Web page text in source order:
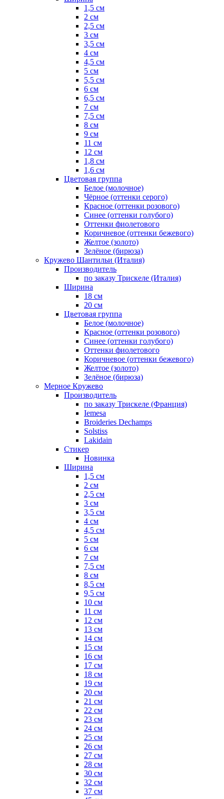
1,5 см
2 см
2,5 см
3 см
3,5 см
4 см
4,5 см
5 см
5,5 см
6 см
6,5 см
7 см
7,5 см
8 см
9 см
11 см
12 см
1,8 см
1,6 см
Цветовая группа
Белое (молочное)
Чёрное (оттенки серого)
Красное (оттенки розового)
Синее (оттенки голубого)
Оттенки фиолетового
Коричневое (оттенки бежевого)
Желтое (золото)
Зелёное (бирюза)
Кружево Шантильи (Италия)
Производитель
по заказу Трискеле (Италия)
Ширина
18 см
20 см
Цветовая группа
Белое (молочное)
Красное (оттенки розового)
Синее (оттенки голубого)
Оттенки фиолетового
Коричневое (оттенки бежевого)
Желтое (золото)
Зелёное (бирюза)
Мерное Кружево
Производитель
по заказу Трискеле (Франция)
Iemesa
Broideries Dechamps
Solstiss
Lakidain
Стикер
Новинка
Ширина
1,5 см
2 см
2,5 см
3 см
3,5 см
4 см
4,5 см
5 см
6 см
7 см
7,5 см
8 см
8,5 см
9,5 см
10 см
11 см
12 см
13 см
14 см
15 см
16 см
17 см
18 см
19 см
20 см
21 см
22 см
23 см
24 см
25 см
26 см
27 см
28 см
30 см
32 см
37 см